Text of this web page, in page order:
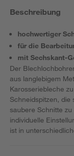
Beschreibung
hochwertiger
für die
mit Sechskant-
Der
aus langlebigem
Karosseriebleche
Schneidspitzen, die
saubere Schnitte
individuelle
ist in